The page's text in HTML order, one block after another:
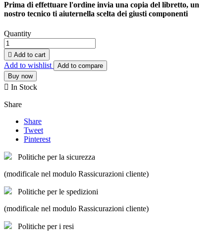
Prima di effettuare l'ordine invia una copia del libretto, un
nostro tecnico ti aiuternella scelta dei giusti componenti
Quantity
 Add to cart
Add to wishlist
Add to compare
Buy now
 In Stock
Share
Share
Tweet
Pinterest
Politiche per la sicurezza
(modificale nel modulo Rassicurazioni cliente)
Politiche per le spedizioni
(modificale nel modulo Rassicurazioni cliente)
Politiche per i resi